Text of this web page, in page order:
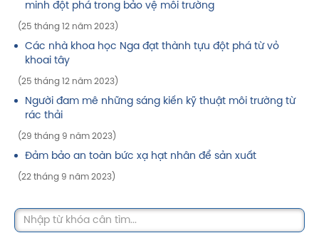
minh đột phá trong bảo vệ môi trường
(25 tháng 12 năm 2023)
Các nhà khoa học Nga đạt thành tựu đột phá từ vỏ
khoai tây
(25 tháng 12 năm 2023)
Người đam mê những sáng kiến kỹ thuật môi trường từ
rác thải
(29 tháng 9 năm 2023)
Đảm bảo an toàn bức xạ hạt nhân để sản xuất
(22 tháng 9 năm 2023)